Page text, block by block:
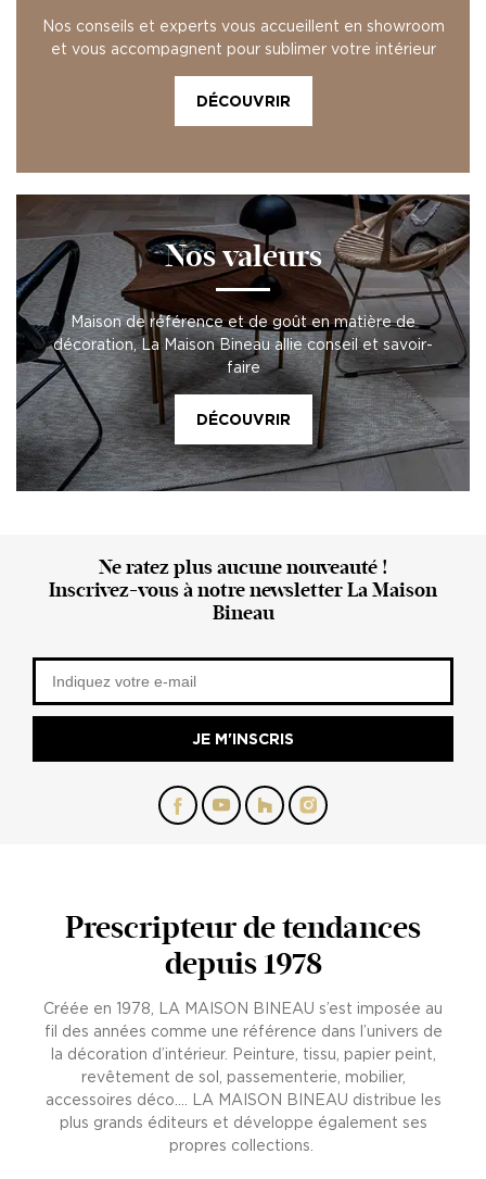
Nos conseils et experts vous accueillent en showroom
et vous accompagnent pour sublimer votre intérieur
DÉCOUVRIR
Nos valeurs
Maison de référence et de goût en matière de
décoration, La Maison Bineau allie conseil et savoir-
faire
DÉCOUVRIR
Ne ratez plus aucune nouveauté !
Inscrivez-vous à notre newsletter La Maison
Bineau
JE M'INSCRIS
Prescripteur de tendances
depuis 1978
Créée en 1978, LA MAISON BINEAU s’est imposée au
fil des années comme une référence dans l’univers de
la décoration d’intérieur. Peinture, tissu, papier peint,
revêtement de sol, passementerie, mobilier,
accessoires déco.... LA MAISON BINEAU distribue les
plus grands éditeurs et développe également ses
propres collections.